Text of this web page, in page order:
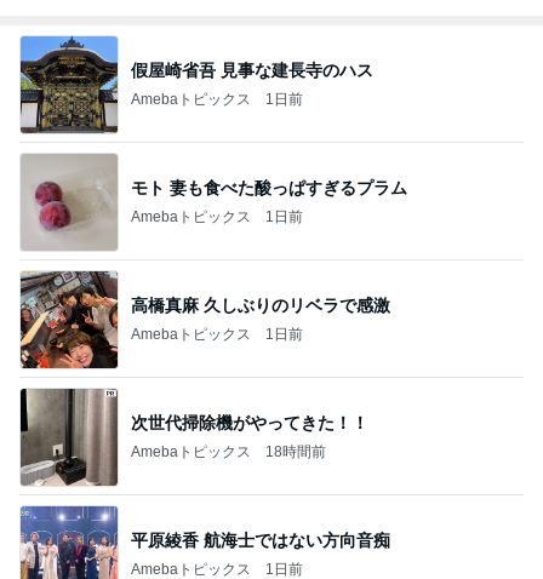
假屋崎省吾 見事な建長寺のハス
Amebaトピックス 1日前
モト 妻も食べた酸っぱすぎるプラム
Amebaトピックス 1日前
高橋真麻 久しぶりのリベラで感激
Amebaトピックス 1日前
次世代掃除機がやってきた！！
Amebaトピックス 18時間前
平原綾香 航海士ではない方向音痴
Amebaトピックス 1日前